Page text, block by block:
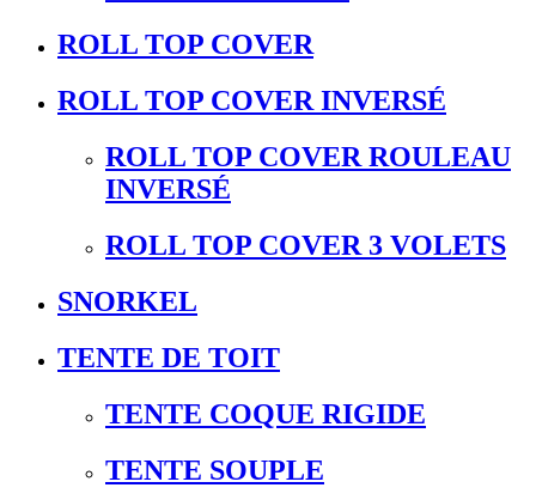
ROLL TOP COVER
ROLL TOP COVER INVERSÉ
ROLL TOP COVER ROULEAU
INVERSÉ
ROLL TOP COVER 3 VOLETS
SNORKEL
TENTE DE TOIT
TENTE COQUE RIGIDE
TENTE SOUPLE